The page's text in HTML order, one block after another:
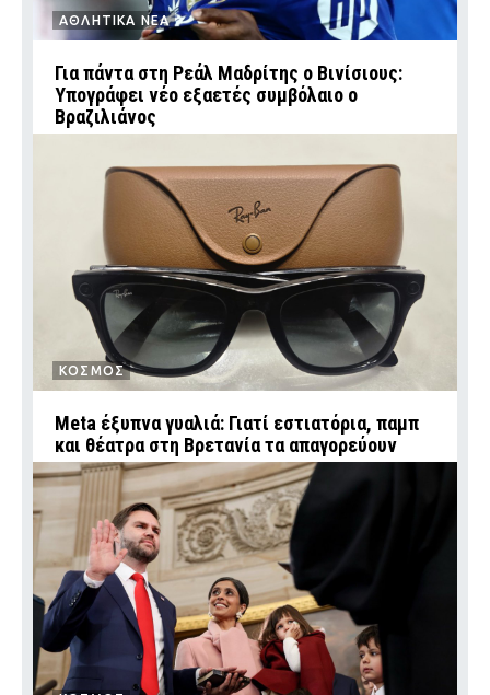
ΑΘΛΗΤΙΚΑ ΝΕΑ
Για πάντα στη Ρεάλ Μαδρίτης ο Βινίσιους:
Υπογράφει νέο εξαετές συμβόλαιο ο
Βραζιλιάνος
ΚΟΣΜΟΣ
Meta έξυπνα γυαλιά: Γιατί εστιατόρια, παμπ
και θέατρα στη Βρετανία τα απαγορεύουν